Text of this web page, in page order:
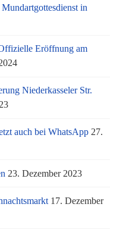
in
Eröffnung am
Niederkasseler Str.
auch bei WhatsApp 27.
23. Dezember 2023
17. Dezember